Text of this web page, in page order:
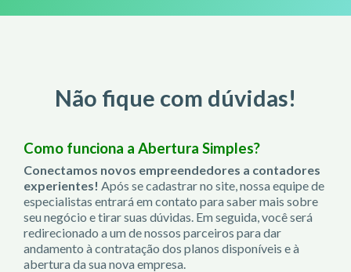
Não fique com dúvidas!
Como funciona a Abertura Simples?
Conectamos novos empreendedores a contadores
experientes! Após se cadastrar no site, nossa equipe de
especialistas entrará em contato para saber mais sobre
seu negócio e tirar suas dúvidas. Em seguida, você será
redirecionado a um de nossos parceiros para dar
andamento à contratação dos planos disponíveis e à
abertura da sua nova empresa.